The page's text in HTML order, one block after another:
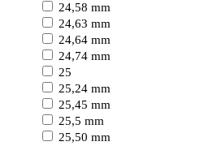
24,58 mm
24,63 mm
24,64 mm
24,74 mm
25
25,24 mm
25,45 mm
25,5 mm
25,50 mm